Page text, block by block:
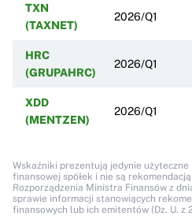
TXN
(TAXNET)
2026/Q1
HRC
(GRUPAHRC)
2026/Q1
XDD
(MENTZEN)
2026/Q1
Wskaźniki prezentują jedynie
finansowej spółek i nie są
Rozporządzenia Ministra Finansów z
sprawie informacji stanowiących
finansowych lub ich emitentów (Dz. U. z